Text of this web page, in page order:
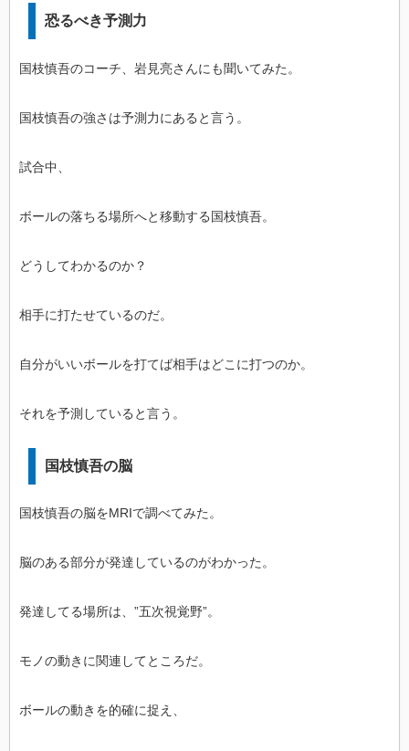
恐るべき予測力
国枝慎吾のコーチ、岩見亮さんにも聞いてみた。
国枝慎吾の強さは予測力にあると言う。
試合中、
ボールの落ちる場所へと移動する国枝慎吾。
どうしてわかるのか？
相手に打たせているのだ。
自分がいいボールを打てば相手はどこに打つのか。
それを予測していると言う。
国枝慎吾の脳
国枝慎吾の脳をMRIで調べてみた。
脳のある部分が発達しているのがわかった。
発達してる場所は、”五次視覚野”。
モノの動きに関連してところだ。
ボールの動きを的確に捉え、